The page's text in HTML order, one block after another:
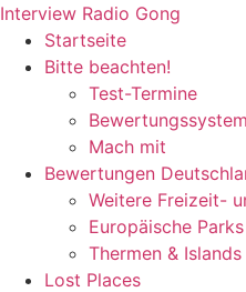
Zum
Inhalt
wechseln
Interview Radio Gong
Startseite
Bitte beachten!
Test-Termine
Bewertungssystem
Mach mit
Bewertungen
Weitere Freizeit-
Europäische Parks
Thermen & Islands
Lost Places